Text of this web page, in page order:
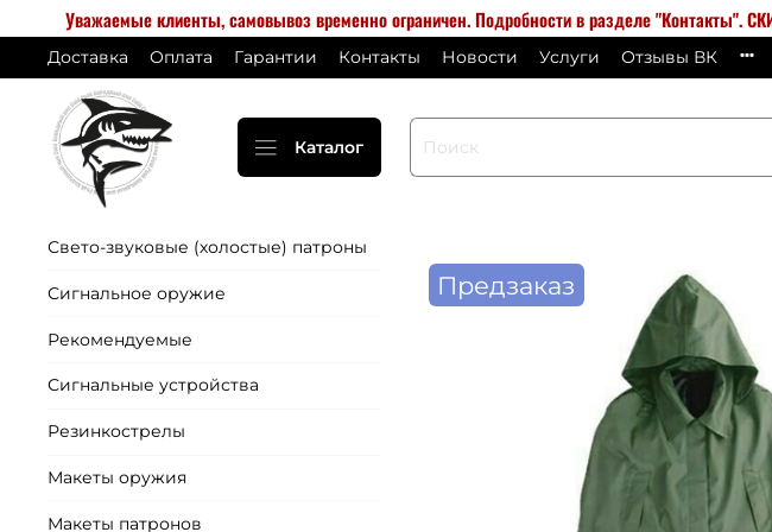
Уважаемые клиенты, самовывоз временно ограничен. Подробности в разделе
Доставка Оплата Гарантии Контакты Новости Услуги Отзывы ВК
Каталог
Предзаказ
Свето-звуковые (холостые) патроны
Сигнальное оружие
Рекомендуемые
Сигнальные устройства
Резинкострелы
Макеты оружия
Макеты патронов